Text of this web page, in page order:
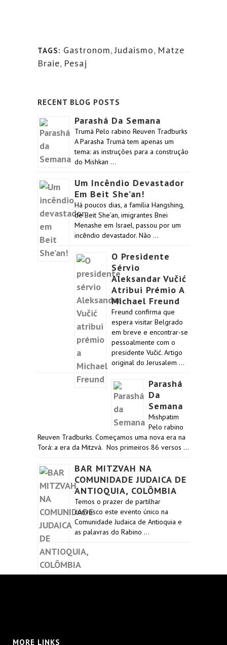
TAGS: Gastronom,Judaismo, Matze
Braie, Pesaj
RECENT BLOG POSTS
Parashá Da Semana
Trumá Pelo rabino Reuven Tradburks
A Parasha Trumá tem apenas um
tema: as instruções para a construção
do Mishkan …
Um Incêndio Devastador
Em Beit She’an!
Há poucos dias, a família Hangshing,
de Beit She’an, imigrantes Bnei
Menashe em Israel, passou por um
incêndio devastador. Não …
O Presidente
Sérvio
Aleksandar Vučić
Atribui Prémio A
Michael Freund
Freund confirma que
espera visitar Belgrado
em breve e encontrar-se
pessoalmente com o
presidente Vučić. Artigo
original do Jerusalem …
Parashá
Da
Semana
Mishpatim
Pelo rabino
Reuven Tradburks. Começamos uma nova era na
Torá: a era da Mitzvá. Nos primeiros 86 versos …
BAR MITZVAH NA
COMUNIDADE JUDAICA DE
ANTIOQUIA, COLÔMBIA
Temos o prazer de partilhar
convosco este evento único na
Comunidade Judaica de Antioquia e
as palavras do Rabino …
MORE LINKS